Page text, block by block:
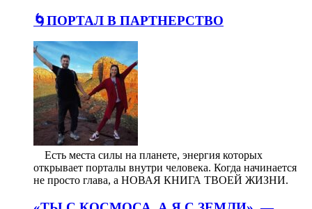
🌀ПОРТАЛ В ПАРТНЕРСТВО
⠀ Есть места силы на планете, энергия которых
открывает порталы внутри человека. Когда начинается
не просто глава, а НОВАЯ КНИГА ТВОЕЙ ЖИЗНИ.